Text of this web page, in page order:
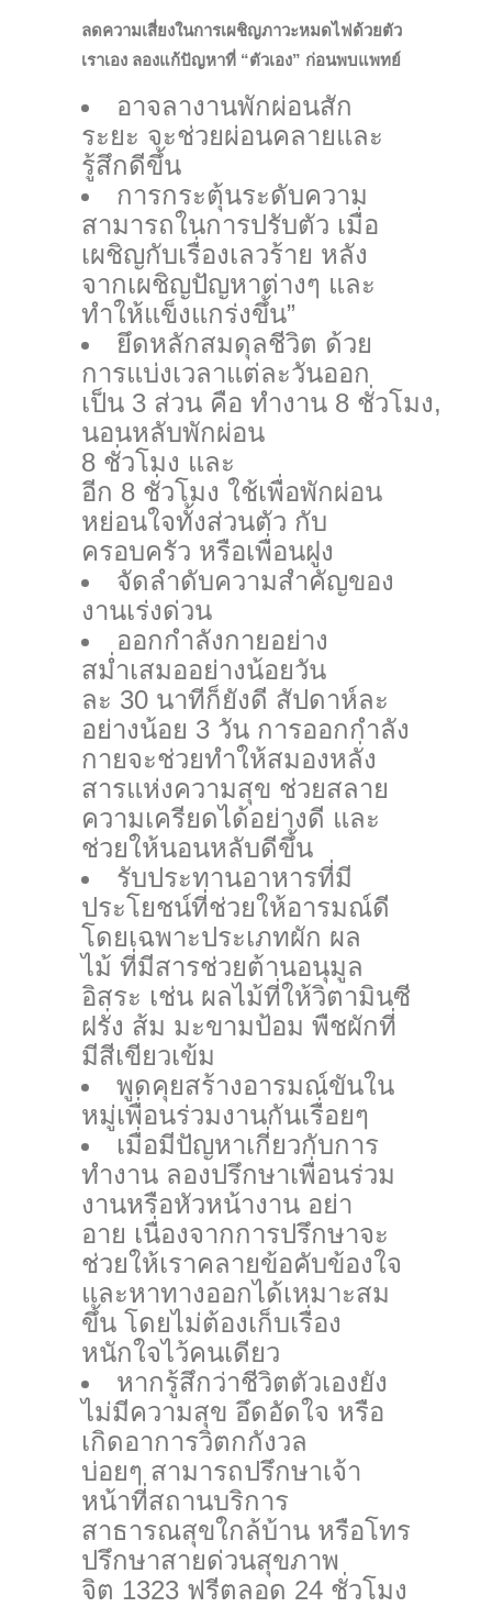
ลดความเสี่ยงในการเผชิญภาวะหมดไฟด้วยตัว
เราเอง ลองแก้ปัญหาที่ “ตัวเอง” ก่อนพบแพทย์
อาจลางานพักผ่อนสัก
ระยะ จะช่วยผ่อนคลายและ
รู้สึกดีขึ้น
การกระตุ้นระดับความ
สามารถในการปรับตัว เมื่อ
เผชิญกับเรื่องเลวร้าย หลัง
จากเผชิญปัญหาต่างๆ และ
ทำให้แข็งแกร่งขึ้น”
ยึดหลักสมดุลชีวิต ด้วย
การแบ่งเวลาแต่ละวันออก
เป็น 3 ส่วน คือ ทำงาน 8 ชั่วโมง,
นอนหลับพักผ่อน
8 ชั่วโมง และ
อีก 8 ชั่วโมง ใช้เพื่อพักผ่อน
หย่อนใจทั้งส่วนตัว กับ
ครอบครัว หรือเพื่อนฝูง
จัดลำดับความสำคัญของ
งานเร่งด่วน
ออกกำลังกายอย่าง
สม่ำเสมออย่างน้อยวัน
ละ 30 นาทีก็ยังดี สัปดาห์ละ
อย่างน้อย 3 วัน การออกกำลัง
กายจะช่วยทำให้สมองหลั่ง
สารแห่งความสุข ช่วยสลาย
ความเครียดได้อย่างดี และ
ช่วยให้นอนหลับดีขึ้น
รับประทานอาหารที่มี
ประโยชน์ที่ช่วยให้อารมณ์ดี
โดยเฉพาะประเภทผัก ผล
ไม้ ที่มีสารช่วยต้านอนุมูล
อิสระ เช่น ผลไม้ที่ให้วิตามินซี
ฝรั่ง ส้ม มะขามป้อม พืชผักที่
มีสีเขียวเข้ม
พูดคุยสร้างอารมณ์ขันใน
หมู่เพื่อนร่วมงานกันเรื่อยๆ
เมื่อมีปัญหาเกี่ยวกับการ
ทำงาน ลองปรึกษาเพื่อนร่วม
งานหรือหัวหน้างาน อย่า
อาย เนื่องจากการปรึกษาจะ
ช่วยให้เราคลายข้อคับข้องใจ
และหาทางออกได้เหมาะสม
ขึ้น โดยไม่ต้องเก็บเรื่อง
หนักใจไว้คนเดียว
หากรู้สึกว่าชีวิตตัวเองยัง
ไม่มีความสุข อึดอัดใจ หรือ
เกิดอาการวิตกกังวล
บ่อยๆ สามารถปรึกษาเจ้า
หน้าที่สถานบริการ
สาธารณสุขใกล้บ้าน หรือโทร
ปรึกษาสายด่วนสุขภาพ
จิต 1323 ฟรีตลอด 24 ชั่วโมง